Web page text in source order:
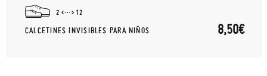
2 12
CALCETINES INVISIBLES PARA NIÑOS 8,50€